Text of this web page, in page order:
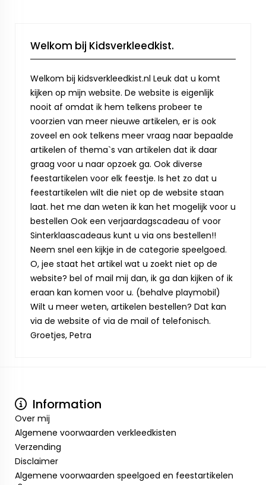
Welkom bij Kidsverkleedkist.
Welkom bij kidsverkleedkist.nl Leuk dat u komt
kijken op mijn website. De website is eigenlijk
nooit af omdat ik hem telkens probeer te
voorzien van meer nieuwe artikelen, er is ook
zoveel en ook telkens meer vraag naar bepaalde
artikelen of thema`s van artikelen dat ik daar
graag voor u naar opzoek ga. Ook diverse
feestartikelen voor elk feestje. Is het zo dat u
feestartikelen wilt die niet op de website staan
laat. het me dan weten ik kan het mogelijk voor u
bestellen Ook een verjaardagscadeau of voor
Sinterklaascadeaus kunt u via ons bestellen!!
Neem snel een kijkje in de categorie speelgoed.
O, jee staat het artikel wat u zoekt niet op de
website? bel of mail mij dan, ik ga dan kijken of ik
eraan kan komen voor u. (behalve playmobil)
Wilt u meer weten, artikelen bestellen? Dat kan
via de website of via de mail of telefonisch.
Groetjes, Petra
Information
Over mij
Algemene voorwaarden verkleedkisten
Verzending
Disclaimer
Algemene voorwaarden speelgoed en feestartikelen